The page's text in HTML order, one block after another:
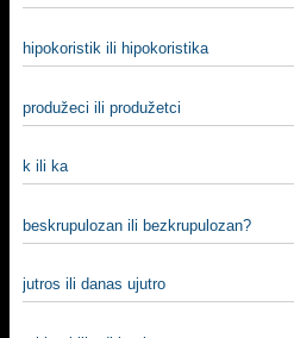
hipokoristik ili hipokoristika
produžeci ili produžetci
k ili ka
beskrupulozan ili bezkrupulozan?
jutros ili danas ujutro